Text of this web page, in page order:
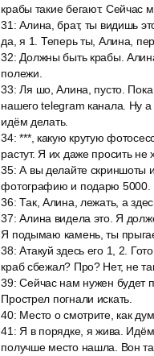
крабы такие бегают. Сейчас
31 :Алина, брат, ты видишь
да, я 1. Теперь ты, Алина,
32: Должны быть крабы.
полежи.
33:Ля шо, Алина, пусто.
нашего telegram канала. Ну
идём делать.
34:***, какую крутую
растут. Я их даже просить
35:А вы делайте скриншоты
фотографию и подарю 5000.
36:Так, Алина, лежать, а
37:Алина видела это. Я
Я подымаю камень, ты
38:Атакуй здесь его 1, 2.
краб сбежал? Про? Нет, не
39:Сейчас нам нужен будет
Прострел погнали искать.
40: Место o смотрите, как
41 : Я в порядке, я жива.
получше место нашла. Вон